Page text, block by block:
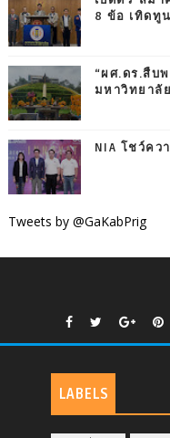
8 ข้อ เทิดทู
“ผศ.ดร.สืบ
มหาวิทยาลั
NIA โชว์คว
Tweets by @GaKabPrig
LABELS